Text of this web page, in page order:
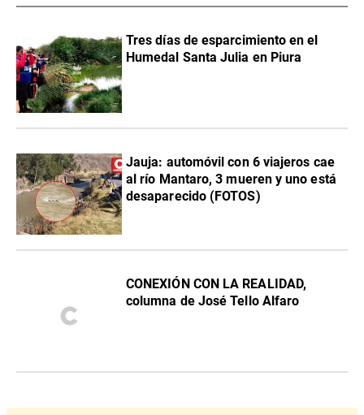
Tres días de esparcimiento en el
Humedal Santa Julia en Piura
Jauja: automóvil con 6 viajeros cae
al río Mantaro, 3 mueren y uno está
desaparecido (FOTOS)
CONEXIÓN CON LA REALIDAD,
columna de José Tello Alfaro